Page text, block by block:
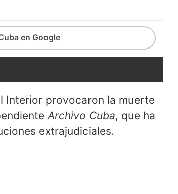
en Google
Interior provocaron la muerte
Archivo Cuba, que ha
extrajudiciales.